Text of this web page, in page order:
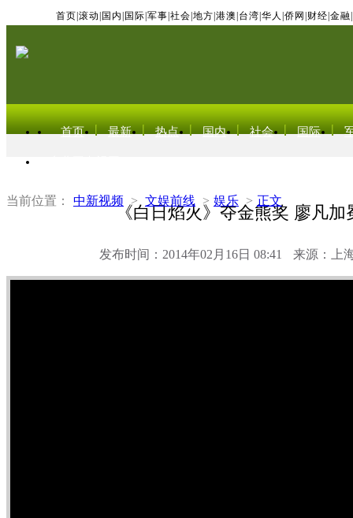
首页 滚动 国内 国际 军事 社会 地方 港澳 台湾 华人 侨网 财经 金融
首页 最新 热点 国内 社会 国际
当前位置： 中新视频 > 文娱前线 > 娱乐 > 正文
《白日焰火》夺金熊奖 廖凡加
发布时间：2014年02月16日 08:41 来源：上